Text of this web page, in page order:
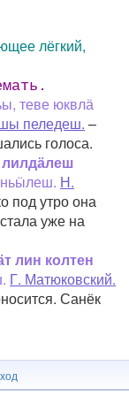
лёгкий,
теве юквлӓ
пеледеш. –
голоса.
Н.
под утро она
уже на
лин колтен
Г. Матюковский.
Санёк